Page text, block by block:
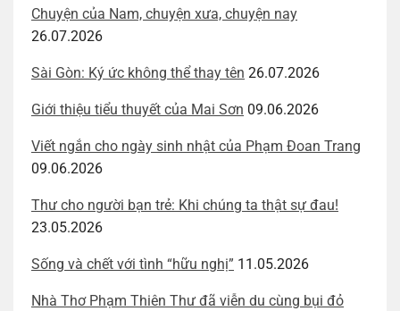
Chuyện của Nam, chuyện xưa, chuyện nay
26.07.2026
Sài Gòn: Ký ức không thể thay tên 26.07.2026
Giới thiệu tiểu thuyết của Mai Sơn 09.06.2026
Viết ngắn cho ngày sinh nhật của Phạm Đoan Trang
09.06.2026
Thư cho người bạn trẻ: Khi chúng ta thật sự đau!
23.05.2026
Sống và chết với tình “hữu nghị” 11.05.2026
Nhà Thơ Phạm Thiên Thư đã viễn du cùng bụi đỏ